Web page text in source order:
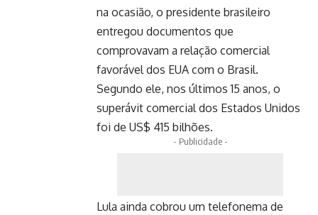
na ocasião, o presidente brasileiro
entregou documentos que
comprovavam a relação comercial
favorável dos EUA com o Brasil.
Segundo ele, nos últimos 15 anos, o
superávit comercial dos Estados Unidos
foi de US$ 415 bilhões.
- Publicidade -
Lula ainda cobrou um telefonema de